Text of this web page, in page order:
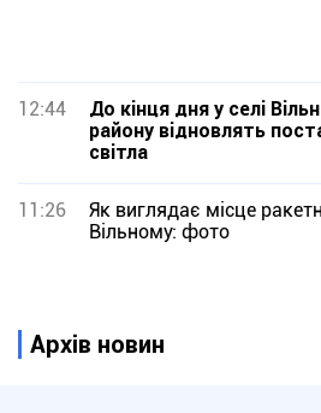
12:44
До кінця дня у селі
району відновлять
світла
11:26
Як виглядає місце
Вільному: фото
Архів новин